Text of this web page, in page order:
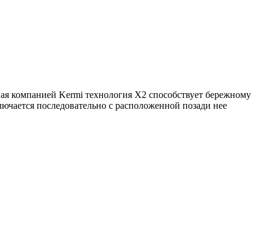
компанией Kermi технология X2 способствует бережному
последовательно с расположенной позади нее